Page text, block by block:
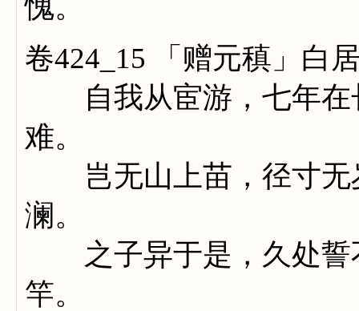
愧。
卷424_15 「赠元稹」白
自我从宦游，七年在
难。
岂无山上苗，径寸无
澜。
之子异于是，久处誓
竿。